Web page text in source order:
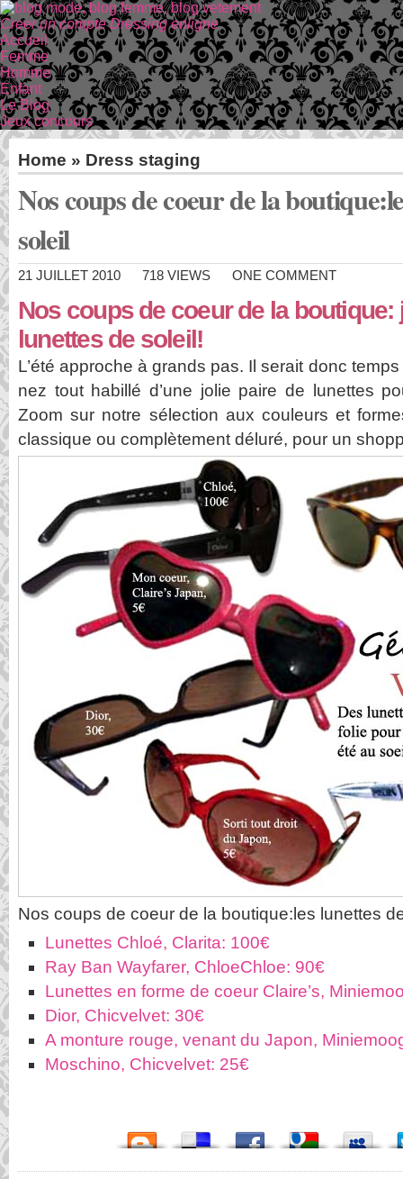
Creer un compte Dressing enligne
Accueil
Femme
Homme
Enfant
Le Blog
Jeux concours
Home » Dress staging
Nos coups de coeur de la
soleil
21 JUILLET 2010 718 VIEWS ONE COMMENT
Nos coups de coeur de la boutique:
lunettes de soleil!
L’été approche à grands pas. Il serait donc
nez tout habillé d’une jolie paire de lunettes
Zoom sur notre sélection aux couleurs et
classique ou complètement déluré, pour un
Nos coups de coeur de la boutique:les lunettes
Lunettes Chloé, Clarita: 100€
Ray Ban Wayfarer, ChloeChloe: 90€
Lunettes en forme de coeur Claire’s,
Dior, Chicvelvet: 30€
A monture rouge, venant du Japon,
Moschino, Chicvelvet: 25€